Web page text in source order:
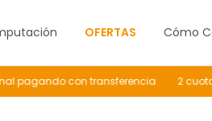
OFERTAS Cómo
pagando con transferencia 2